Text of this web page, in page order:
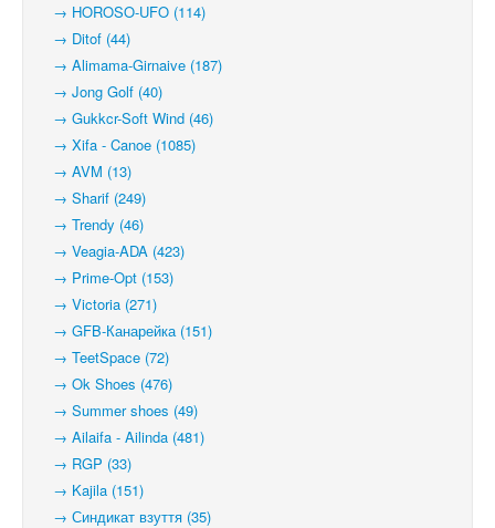
→ HOROSO-UFO (114)
→ Ditof (44)
→ Alimama-Girnaive (187)
→ Jong Golf (40)
→ Gukkcr-Soft Wind (46)
→ Xifa - Canoe (1085)
→ AVM (13)
→ Sharif (249)
→ Trendy (46)
→ Veagia-ADA (423)
→ Prime-Opt (153)
→ Victoria (271)
→ GFB-Канарейка (151)
→ TeetSpace (72)
→ Ok Shoes (476)
→ Summer shoes (49)
→ Ailaifa - Ailinda (481)
→ RGP (33)
→ Kajila (151)
→ Синдикат взуття (35)